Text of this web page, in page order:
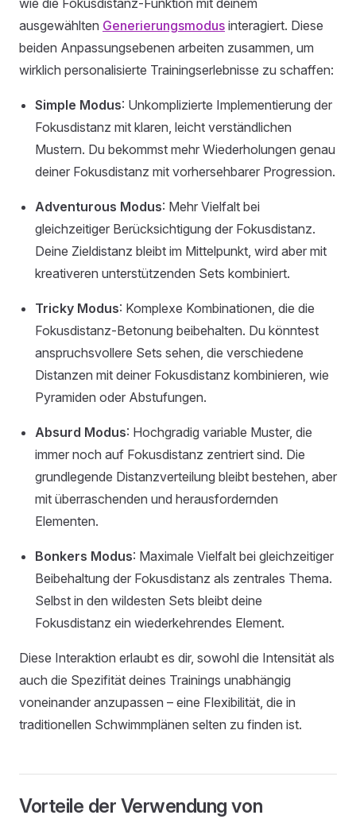
wie die Fokusdistanz-Funktion mit deinem
ausgewählten Generierungsmodus interagiert. Diese
beiden Anpassungsebenen arbeiten zusammen, um
wirklich personalisierte Trainingserlebnisse zu schaffen:
Simple Modus: Unkomplizierte Implementierung der
Fokusdistanz mit klaren, leicht verständlichen
Mustern. Du bekommst mehr Wiederholungen genau
deiner Fokusdistanz mit vorhersehbarer Progression.
Adventurous Modus: Mehr Vielfalt bei
gleichzeitiger Berücksichtigung der Fokusdistanz.
Deine Zieldistanz bleibt im Mittelpunkt, wird aber mit
kreativeren unterstützenden Sets kombiniert.
Tricky Modus: Komplexe Kombinationen, die die
Fokusdistanz-Betonung beibehalten. Du könntest
anspruchsvollere Sets sehen, die verschiedene
Distanzen mit deiner Fokusdistanz kombinieren, wie
Pyramiden oder Abstufungen.
Absurd Modus: Hochgradig variable Muster, die
immer noch auf Fokusdistanz zentriert sind. Die
grundlegende Distanzverteilung bleibt bestehen, aber
mit überraschenden und herausfordernden
Elementen.
Bonkers Modus: Maximale Vielfalt bei gleichzeitiger
Beibehaltung der Fokusdistanz als zentrales Thema.
Selbst in den wildesten Sets bleibt deine
Fokusdistanz ein wiederkehrendes Element.
Diese Interaktion erlaubt es dir, sowohl die Intensität als
auch die Spezifität deines Trainings unabhängig
voneinander anzupassen – eine Flexibilität, die in
traditionellen Schwimmplänen selten zu finden ist.
Vorteile der Verwendung von